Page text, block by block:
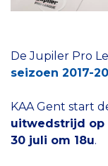
De Jupiler Pro
seizoen 2017-
KAA Gent start
uitwedstrijd op
30 juli om 18u.